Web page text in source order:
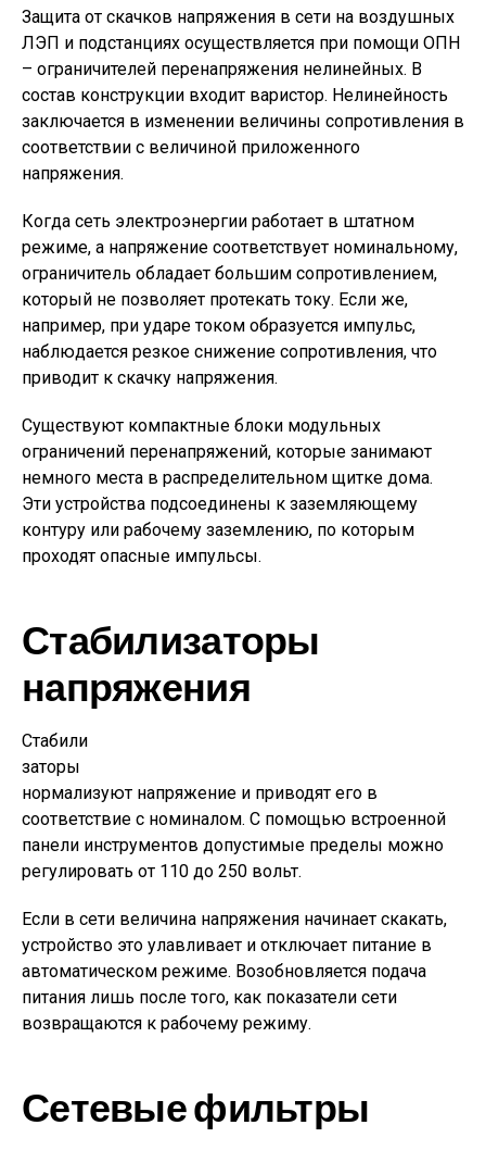
Защита от скачков напряжения в сети на воздушных
ЛЭП и подстанциях осуществляется при помощи ОПН
– ограничителей перенапряжения нелинейных. В
состав конструкции входит варистор. Нелинейность
заключается в изменении величины сопротивления в
соответствии с величиной приложенного
напряжения.
Когда сеть электроэнергии работает в штатном
режиме, а напряжение соответствует номинальному,
ограничитель обладает большим сопротивлением,
который не позволяет протекать току. Если же,
например, при ударе током образуется импульс,
наблюдается резкое снижение сопротивления, что
приводит к скачку напряжения.
Существуют компактные блоки модульных
ограничений перенапряжений, которые занимают
немного места в распределительном щитке дома.
Эти устройства подсоединены к заземляющему
контуру или рабочему заземлению, по которым
проходят опасные импульсы.
Стабилизаторы
напряжения
Стабили
заторы
нормализуют напряжение и приводят его в
соответствие с номиналом. С помощью встроенной
панели инструментов допустимые пределы можно
регулировать от 110 до 250 вольт.
Если в сети величина напряжения начинает скакать,
устройство это улавливает и отключает питание в
автоматическом режиме. Возобновляется подача
питания лишь после того, как показатели сети
возвращаются к рабочему режиму.
Сетевые фильтры